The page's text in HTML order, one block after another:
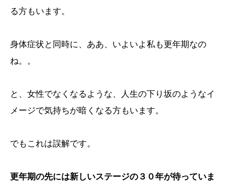
る方もいます。
身体症状と同時に、ああ、いよいよ私も更年期なの
ね。。
と、女性でなくなるような、人生の下り坂のようなイ
メージで気持ちが暗くなる方もいます。
でもこれは誤解です。
更年期の先には新しいステージの３０年が待っていま